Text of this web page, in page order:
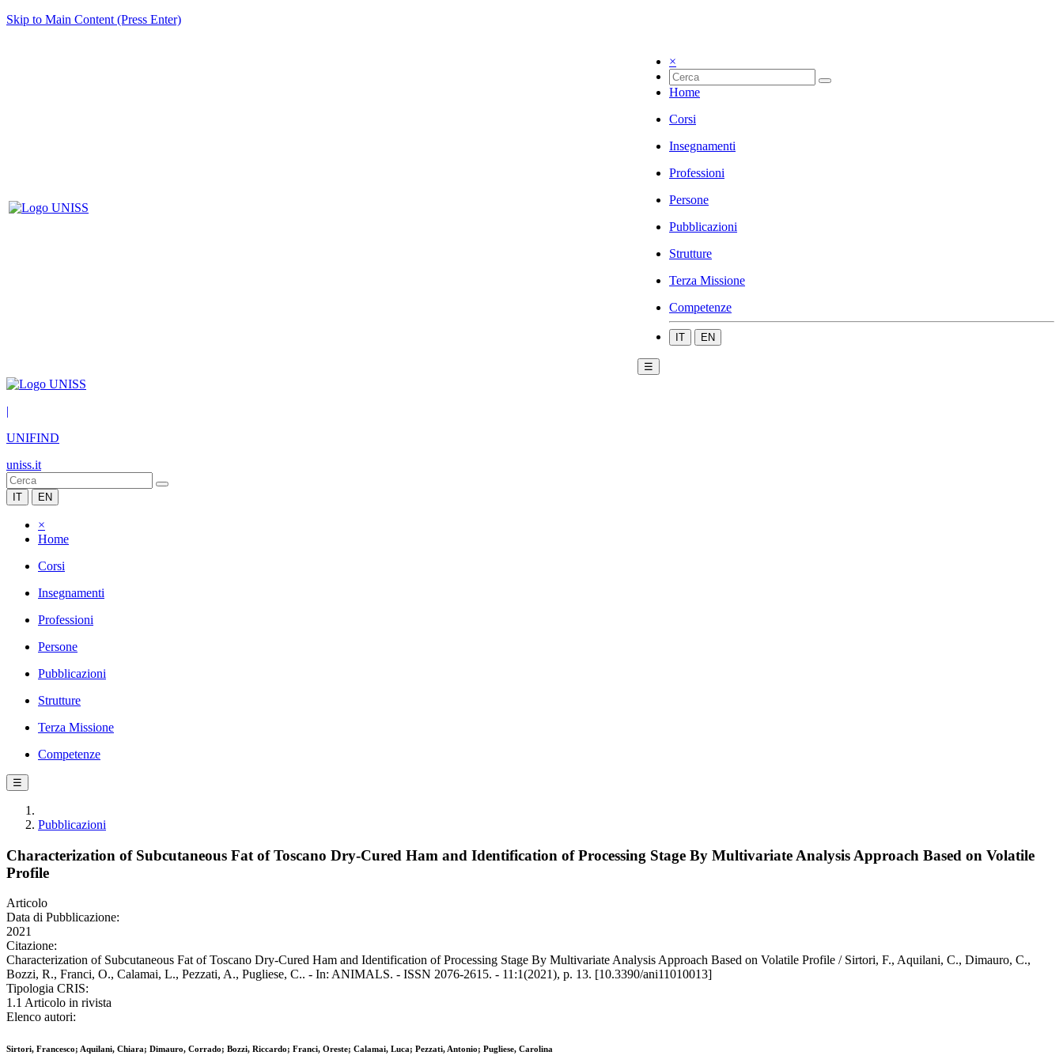
Skip to Main Content (Press Enter)
×
Home
Corsi
Insegnamenti
Professioni
Persone
Pubblicazioni
Strutture
Terza Missione
Competenze
IT EN
☰
|
UNIFIND
uniss.it
IT EN
×
Home
Corsi
Insegnamenti
Professioni
Persone
Pubblicazioni
Strutture
Terza Missione
Competenze
☰
Pubblicazioni
Characterization of Subcutaneous Fat of Toscano Dry-Cured Ham and Identification of Processing Stage By Multivariate Analysis Approach Based on Volatile
Profile
Articolo
Data di Pubblicazione:
2021
Citazione:
Characterization of Subcutaneous Fat of Toscano Dry-Cured Ham and Identification of Processing Stage By Multivariate Analysis Approach Based on Volatile Profile / Sirtori, F., Aquilani, C., Dimauro, C.,
Bozzi, R., Franci, O., Calamai, L., Pezzati, A., Pugliese, C.. - In: ANIMALS. - ISSN 2076-2615. - 11:1(2021), p. 13. [10.3390/ani11010013]
Tipologia CRIS:
1.1 Articolo in rivista
Elenco autori:
Sirtori, Francesco; Aquilani, Chiara; Dimauro, Corrado; Bozzi, Riccardo; Franci, Oreste; Calamai, Luca; Pezzati, Antonio; Pugliese, Carolina